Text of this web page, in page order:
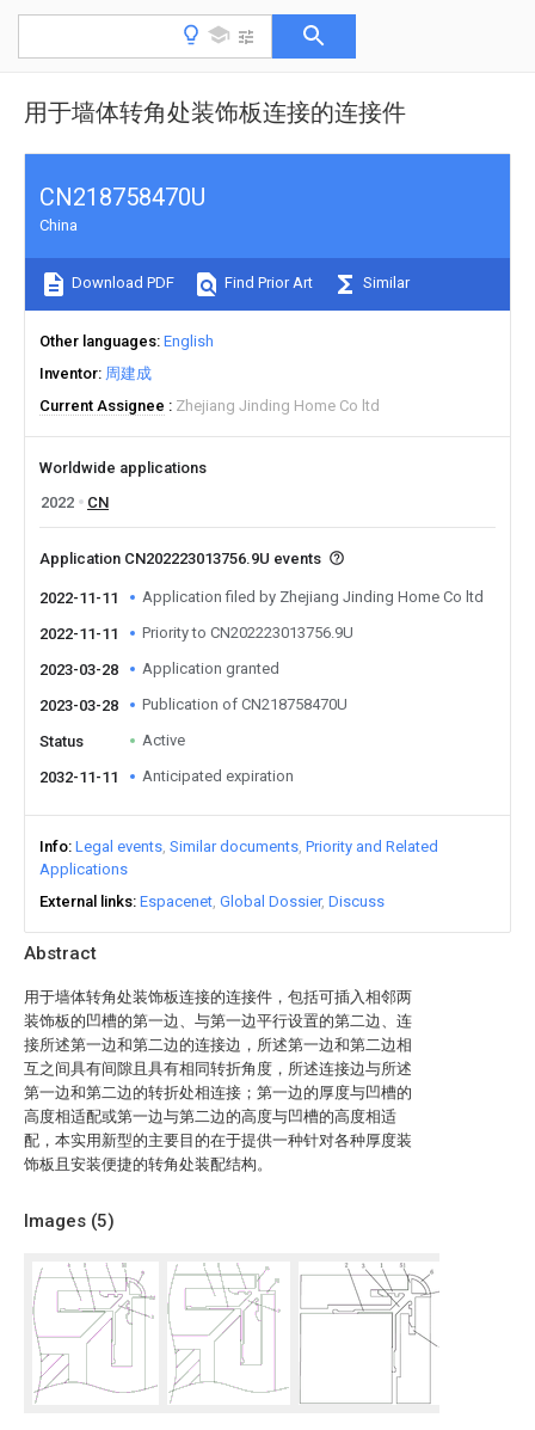
用于墙体转角处装饰板连接的连接件
Abstract
用于墙体转角处装饰板连接的连接件，包括可插入相邻两
装饰板的凹槽的第一边、与第一边平行设置的第二边、连
接所述第一边和第二边的连接边，所述第一边和第二边相
互之间具有间隙且具有相同转折角度，所述连接边与所述
第一边和第二边的转折处相连接；第一边的厚度与凹槽的
高度相适配或第一边与第二边的高度与凹槽的高度相适
配，本实用新型的主要目的在于提供一种针对各种厚度装
饰板且安装便捷的转角处装配结构。
Images (5)
CN218758470U
China
Download PDF Find Prior Art Similar
Other languages English
Inventor 周建成
Current Assignee
Zhejiang Jinding Home Co ltd
Worldwide applications
2022
CN
Application CN202223013756.9U events
2022-11-11 Application filed by Zhejiang Jinding Home Co ltd
2022-11-11 Priority to CN202223013756.9U
2023-03-28 Application granted
2023-03-28 Publication of CN218758470U
Status Active
2032-11-11 Anticipated expiration
Info Legal events Similar documents Priority and Related
Applications
External links Espacenet Global Dossier Discuss